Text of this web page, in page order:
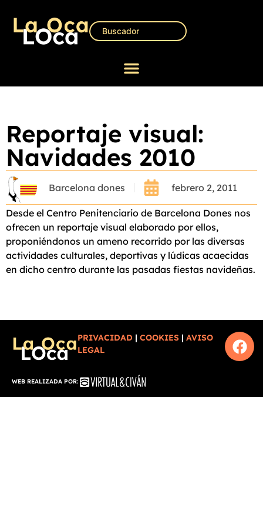
Reportaje visual:
Navidades 2010
Barcelona dones febrero 2, 2011
Desde el Centro Penitenciario de Barcelona Dones nos
ofrecen un reportaje visual elaborado por ellos,
proponiéndonos un ameno recorrido por las diversas
actividades culturales, deportivas y lúdicas acaecidas
en dicho centro durante las pasadas fiestas navideñas.
PRIVACIDAD | COOKIES | AVISO
LEGAL
WEB REALIZADA POR: